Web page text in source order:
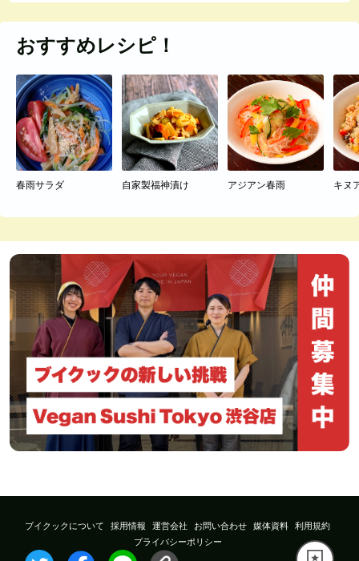
おすすめレシピ！
春雨サラダ 自家製福神漬け アジアン春雨 キヌ
ブイクックについて 採用情報 運営会社 お問い合わせ 媒体資料
利用規約
プライバシーポリシー